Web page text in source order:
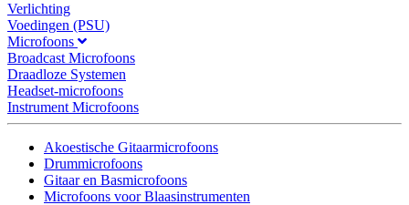
Verlichting
Voedingen (PSU)
Microfoons
Broadcast Microfoons
Draadloze Systemen
Headset-microfoons
Instrument Microfoons
Akoestische Gitaarmicrofoons
Drummicrofoons
Gitaar en Basmicrofoons
Microfoons voor Blaasinstrumenten